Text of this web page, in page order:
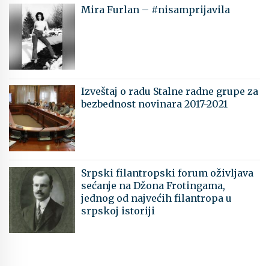
Mira Furlan – #nisamprijavila
Izveštaj o radu Stalne radne grupe za
bezbednost novinara 2017-2021
Srpski filantropski forum oživljava
sećanje na Džona Frotingama,
jednog od najvećih filantropa u
srpskoj istoriji